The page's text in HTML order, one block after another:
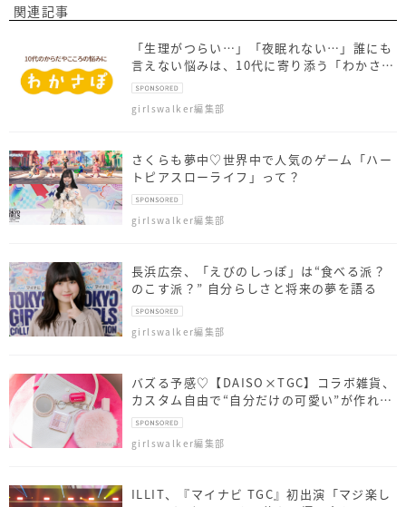
関連記事
「生理がつらい…」「夜眠れない…」誰にも
言えない悩みは、10代に寄り添う「わかさ
ぽ」に相談しよう！
girlswalker編集部
さくらも夢中♡世界中で人気のゲーム「ハー
トピアスローライフ」って？
girlswalker編集部
長浜広奈、「えびのしっぽ」は“食べる派？
のこす派？” 自分らしさと将来の夢を語る
girlswalker編集部
バズる予感♡【DAISO×TGC】コラボ雑貨、
カスタム自由で“自分だけの可愛い”が作れち
ゃう！
girlswalker編集部
ILLIT、『マイナビ TGC』初出演「マジ楽し